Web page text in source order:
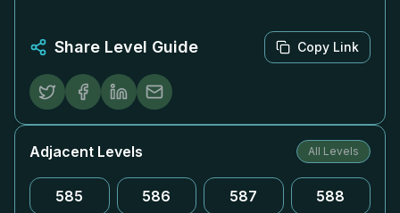
Share Level Guide Copy Link
Adjacent Levels All Levels
585 586 587 588